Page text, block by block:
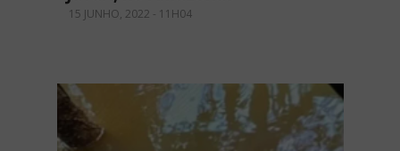
15 JUNHO, 2022 - 11H04